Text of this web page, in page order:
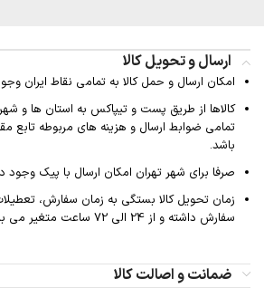
ارسال و تحویل کالا
امکان ارسال و حمل کالا به تمامی نقاط ایران
کالاها از طریق پست و تیپاکس به استان ها و
تمامی ضوابط ارسال و هزینه های مربوطه تابع
باشد.
صرفا برای شهر تهران امکان ارسال با پیک وجود
زمان تحویل کالا بستگی به زمان سفارش،
سفارش داشته و از 24 الی 72 ساعت متغیر می باشد.
ضمانت و اصالت کالا